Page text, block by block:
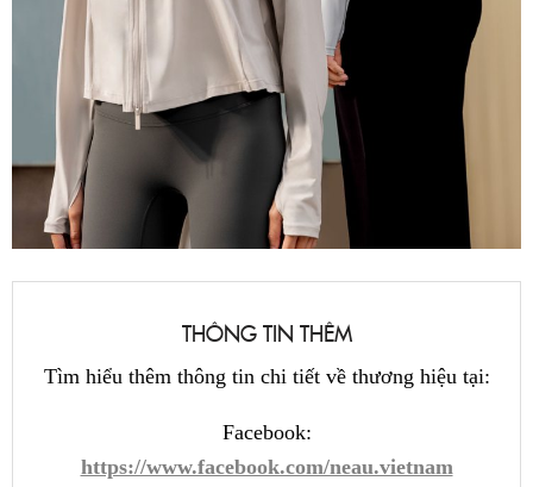
THÔNG TIN THÊM
Tìm hiểu thêm thông tin chi tiết về thương hiệu tại:
Facebook:
https://www.facebook.com/neau.vietnam